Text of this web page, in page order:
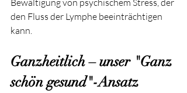
Bewältigung von psychischem Stress, der
den Fluss der Lymphe beeinträchtigen
kann.
Ganzheitlich – unser "Ganz
schön gesund"-Ansatz